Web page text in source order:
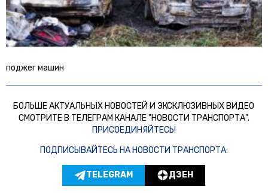
поджег машин
БОЛЬШЕ АКТУАЛЬНЫХ НОВОСТЕЙ И ЭКСКЛЮЗИВНЫХ ВИДЕО
СМОТРИТЕ В ТЕЛЕГРАМ КАНАЛЕ "НОВОСТИ ТРАНСПОРТА".
ПРИСОЕДИНЯЙТЕСЬ!
ПОДПИСЫВАЙТЕСЬ НА НОВОСТИ ТРАНСПОРТА:
TELEGRAM ДЗЕН